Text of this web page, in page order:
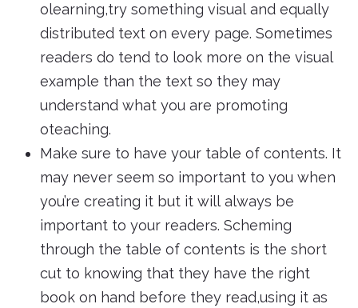
olearning,try something visual and equally
distributed text on every page. Sometimes
readers do tend to look more on the visual
example than the text so they may
understand what you are promoting
oteaching.
Make sure to have your table of contents. It
may never seem so important to you when
you’re creating it but it will always be
important to your readers. Scheming
through the table of contents is the short
cut to knowing that they have the right
book on hand before they read,using it as